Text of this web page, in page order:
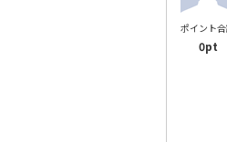
ポイント
0pt